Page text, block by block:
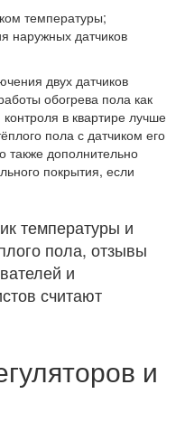
температуры;
наружных датчиков
двух датчиков
обогрева пола как
в квартире лучше
пола с датчиком его
также дополнительно
покрытия, если
температуры и
пола, отзывы
и
считают
и